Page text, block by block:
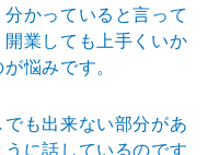
かっていると言って
業しても上手くいか
悩みです。
も出来ない部分があ
に話しているのです